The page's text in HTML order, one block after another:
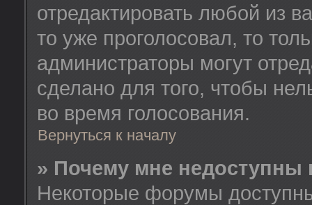
отредактировать любой из
то уже проголосовал, то
администраторы могут
сделано для того, чтобы
во время голосования.
Вернуться к началу
» Почему мне
Некоторые форумы